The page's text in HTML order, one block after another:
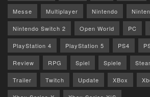
Messe Multiplayer Nintendo
Nintendo Switch 2 Open World PC
PlayStation 4 PlayStation 5 PS4
Review RPG Spiel Spiele
Trailer Twitch Update XBox